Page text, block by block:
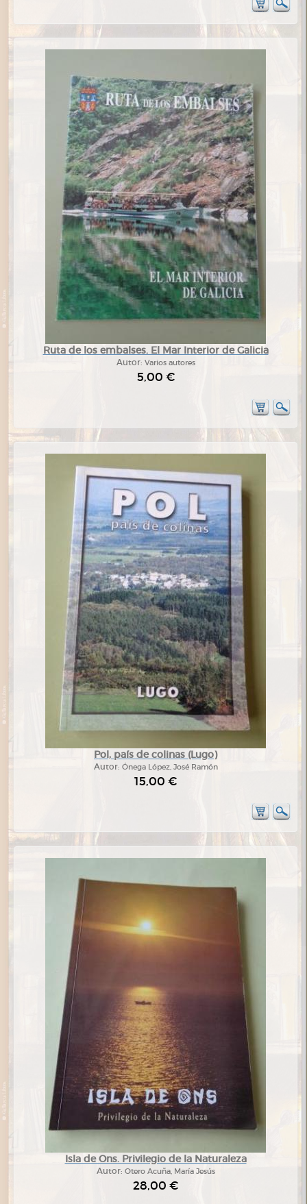
Ruta de los embalses. El Mar Interior de Galicia
Autor: Varios autores
5,00 €
Pol, país de colinas (Lugo)
Autor: Ónega López, José Ramón
15,00 €
Isla de Ons. Privilegio de la Naturaleza
Autor: Otero Acuña, María Jesús
28,00 €